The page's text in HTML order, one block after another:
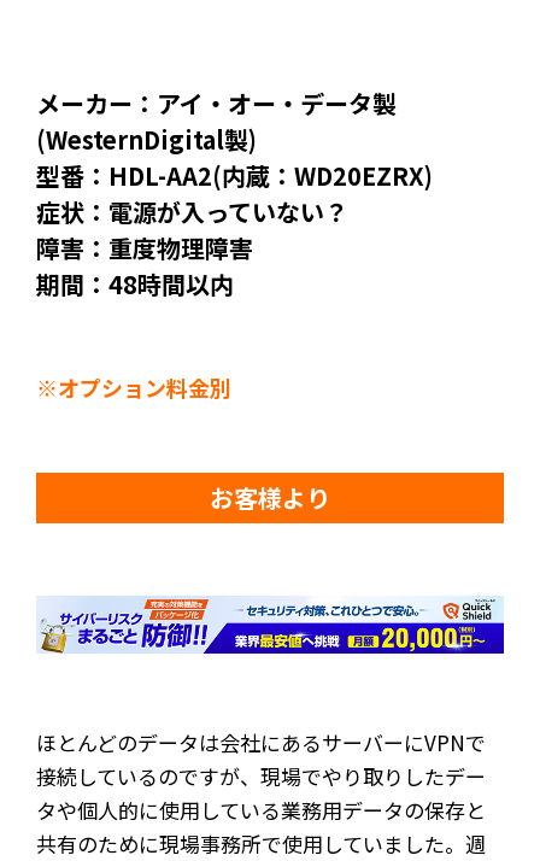
メーカー：アイ・オー・データ製
(WesternDigital製)
型番：HDL-AA2(内蔵：WD20EZRX)
症状：電源が入っていない？
障害：重度物理障害
期間：48時間以内
※オプション料金別
お客様より
ほとんどのデータは会社にあるサーバーにVPNで
接続しているのですが、現場でやり取りしたデー
タや個人的に使用している業務用データの保存と
共有のために現場事務所で使用していました。週